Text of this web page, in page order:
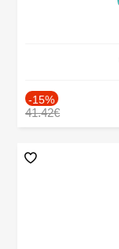
-15%
41.42€